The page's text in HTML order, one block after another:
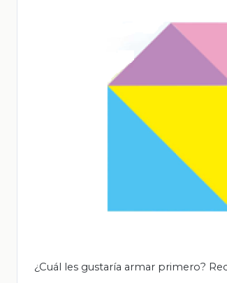
¿Cuál les gustaría armar primero?